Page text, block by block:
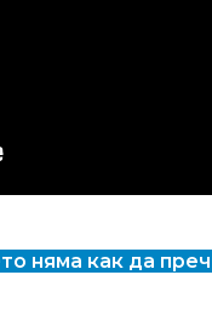
няма как да